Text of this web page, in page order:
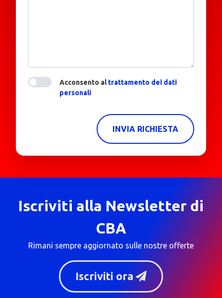
Acconsento altrattamento dei dati
personali
INVIA RICHIESTA
Iscriviti alla Newsletter di
CBA
Rimani sempre aggiornato sulle nostre offerte
Iscriviti ora